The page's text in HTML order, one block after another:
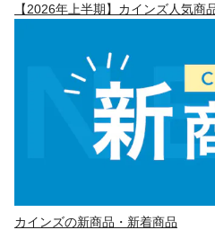
【2026年上半期】カインズ人気商
カインズの新商品・新着商品